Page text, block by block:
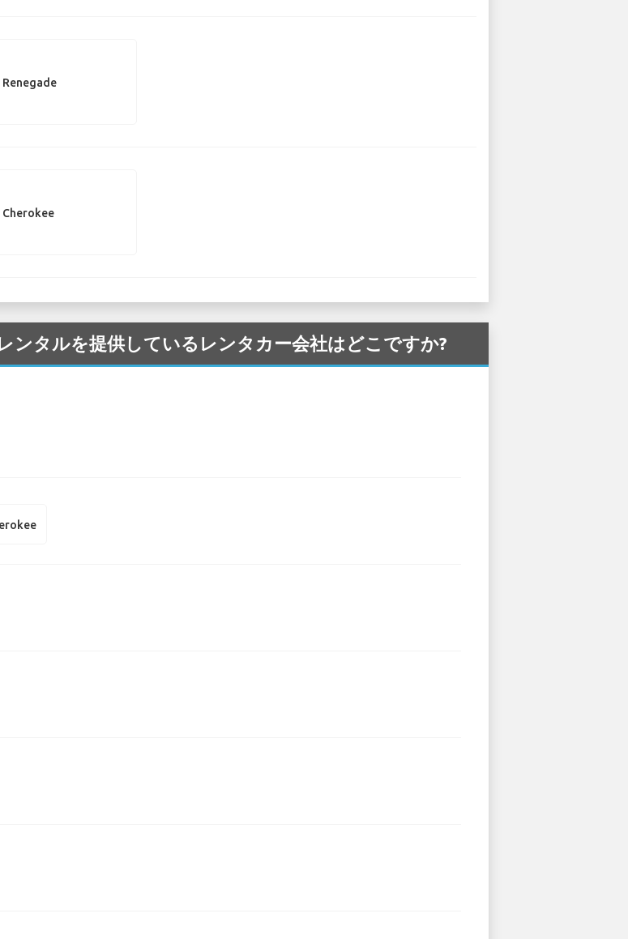
Renegade
Cherokee
ンタルを提供しているレンタカー会社はどこですか?